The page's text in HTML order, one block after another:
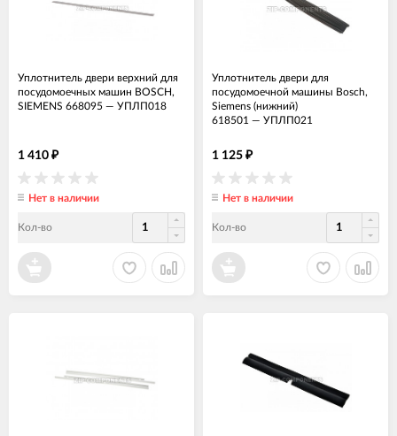
Уплотнитель двери верхний для
посудомоечных машин BOSCH,
SIEMENS 668095 — УПЛП018
1 410 ₽
Нет в наличии
Кол-во
Уплотнитель двери для
посудомоечной машины Bosch,
Siemens (нижний)
618501 — УПЛП021
1 125 ₽
Нет в наличии
Кол-во